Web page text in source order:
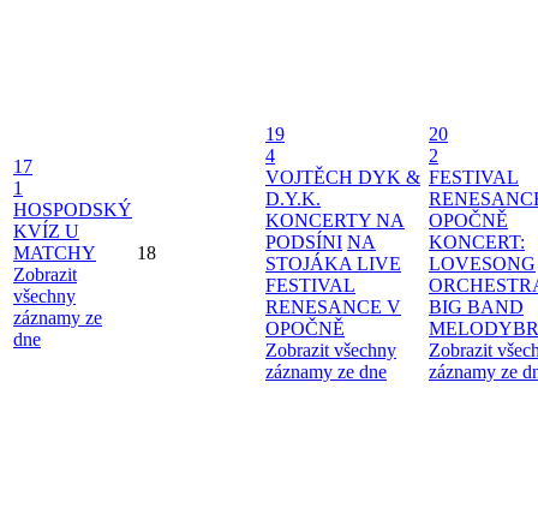
17
1
HOSPODSKÝ
KVÍZ U
MATCHY
Zobrazit
všechny
záznamy ze
dne
18
19
4
VOJTĚCH DYK &
D.Y.K.
KONCERTY NA
PODSÍNI NA
STOJÁKA LIVE
FESTIVAL
RENESANCE V
OPOČNĚ
Zobrazit všechny
záznamy ze dne
20
2
FESTIVAL
OPOČNĚ
KONCERT:
LOVESONG
BIG BAND
Zobrazit
záznamy ze